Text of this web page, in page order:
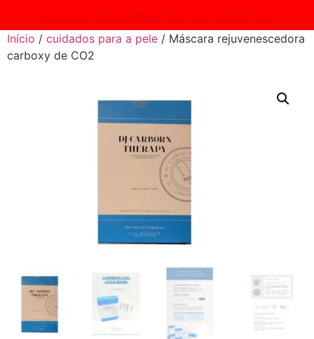
Início / cuidados para a pele / Máscara rejuvenescedora
carboxy de CO2